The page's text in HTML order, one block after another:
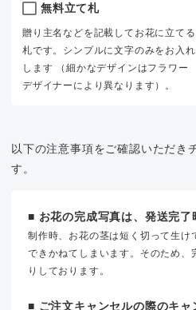
無料立て札
贈り主名などを記載してお花に立てる
札です。シンプルに文字のみをお入れ
します （細かなデザインはフラワー
デザイナーにより異なります）。
以下の注意事項をご確認いただき
す。
■ お花の完成写真は、発送完了
制作時、お花の茎は短く切って生け
できかねてしまいます。そのため、
りしております。
■ ご注文キャンセルの際のキャ